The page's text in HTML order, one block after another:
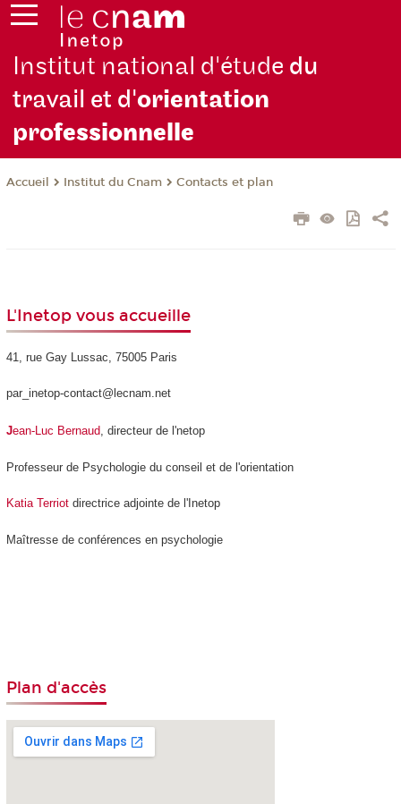
Institut national d'étude du
travail et d'orientation
professionnelle
Accueil Institut du Cnam Contacts et plan
L'Inetop vous accueille
41, rue Gay Lussac, 75005 Paris
par_inetop-contact@lecnam.net
Jean-Luc Bernaud, directeur de l'netop
Professeur de Psychologie du conseil et de l'orientation
Katia Terriotdirectrice adjointe de l'Inetop
Maîtresse de conférences en psychologie
Plan d'accès